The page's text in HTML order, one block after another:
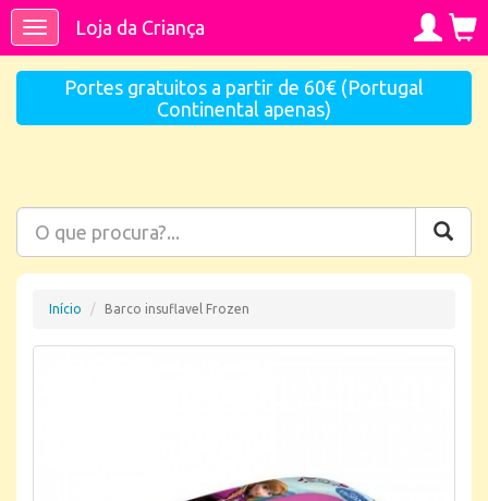
ToggleLoja da Criança
Portes gratuitos a partir de 60€ (Portugal
Continental apenas)
Início Barco insuflavel Frozen